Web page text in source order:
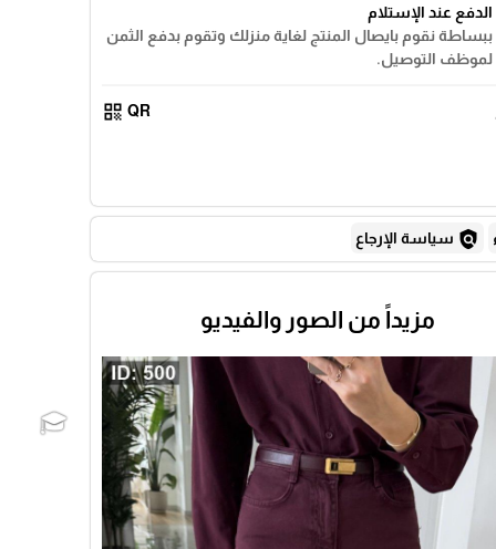
الدفع عند الإستلام
ببساطة نقوم بايصال المنتج لغاية منزلك وتقوم بدفع الثمن
لموظف التوصيل.
QR
qr_code
policy سياسة الإرجاع
مزيداً من الصور والفيديو